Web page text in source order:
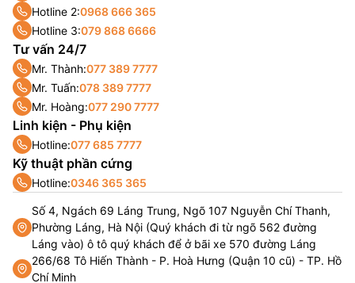
Hotline 2:0968 666 365
Hotline 3:079 868 6666
Tư vấn 24/7
Mr. Thành:077 389 7777
Mr. Tuấn:078 389 7777
Mr. Hoàng:077 290 7777
Linh kiện - Phụ kiện
Hotline:077 685 7777
Kỹ thuật phần cứng
Hotline:0346 365 365
Số 4, Ngách 69 Láng Trung, Ngõ 107 Nguyễn Chí Thanh,
Phường Láng, Hà Nội (Quý khách đi từ ngõ 562 đường
Láng vào) ô tô quý khách để ở bãi xe 570 đường Láng
266/68 Tô Hiến Thành - P. Hoà Hưng (Quận 10 cũ) - TP. Hồ
Chí Minh